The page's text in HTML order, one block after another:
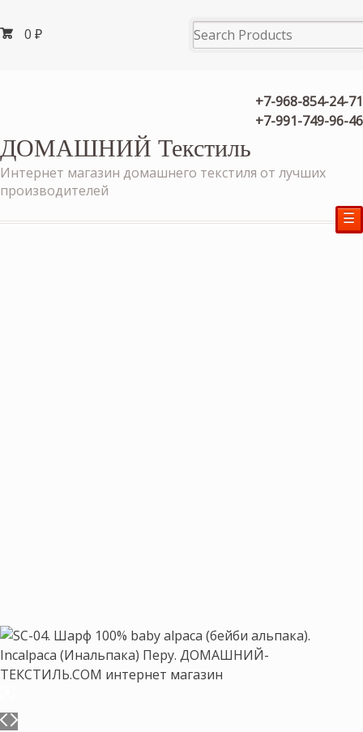
0 ₽
+7-968-854-24-71
+7-991-749-96-46
ДОМАШНИЙ Текстиль
Интернет магазин домашнего текстиля от лучших
производителей
☰